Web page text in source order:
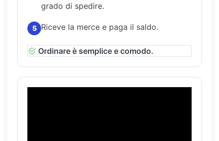
grado di spedire.
5 Riceve la merce e paga il saldo.
Ordinare è semplice e comodo.